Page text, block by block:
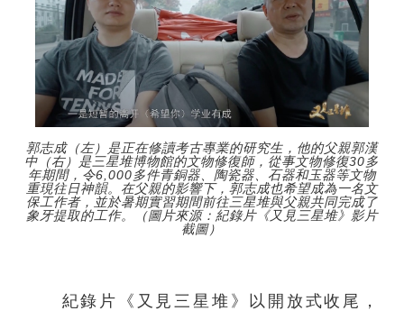
郭志成（左）是正在修讀考古專業的研究生，他的父親郭漢
中（右）是三星堆博物館的文物修復師，從事文物修復30多
年期間，令6,000多件青銅器、陶瓷器、石器和玉器等文物
重現往日神韻。在父親的影響下，郭志成也希望成為一名文
保工作者，並於暑期實習期間前往三星堆與父親共同完成了
象牙提取的工作。（圖片來源：紀錄片《又見三星堆》影片
截圖）
紀錄片《又見三星堆》以開放式收尾，